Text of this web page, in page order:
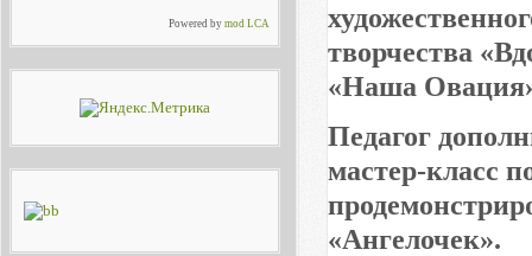
Powered bymod LCA
творчества
«Наша
Педагог
мастер-класс
«Ангелочек».